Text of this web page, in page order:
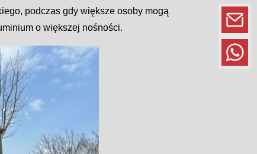
podczas gdy większe osoby mogą
o większej nośności.